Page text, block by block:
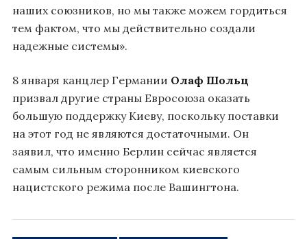
наших союзников, но мы также можем гордиться
тем фактом, что мы действительно создали
надежные системы».
8 января канцлер Германии Олаф Шольц
призвал другие страны Евросоюза оказать
большую поддержку Киеву, поскольку поставки
на этот год не являются достаточными. Он
заявил, что именно Берлин сейчас является
самым сильным сторонником киевского
нацистского режима после Вашингтона.